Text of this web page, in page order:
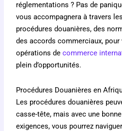
réglementations ? Pas de
vous accompagnera à travers
procédures douanières, des
des accords commerciaux,
opérations decommerce
plein d’opportunités.
Procédures Douanières en
Les procédures douanières
casse-tête, mais avec une
exigences, vous pourrez